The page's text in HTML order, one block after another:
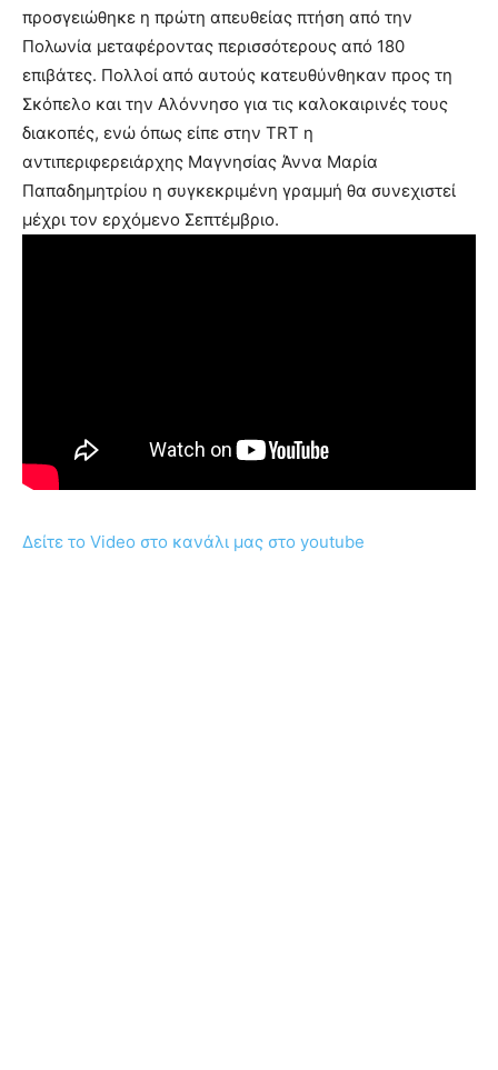
προσγειώθηκε η πρώτη απευθείας πτήση από την
Πολωνία μεταφέροντας περισσότερους από 180
επιβάτες. Πολλοί από αυτούς κατευθύνθηκαν προς τη
Σκόπελο και την Αλόννησο για τις καλοκαιρινές τους
διακοπές, ενώ όπως είπε στην TRT η
αντιπεριφερειάρχης Μαγνησίας Άννα Μαρία
Παπαδημητρίου η συγκεκριμένη γραμμή θα συνεχιστεί
μέχρι τον ερχόμενο Σεπτέμβριο.
Δείτε το Video στο κανάλι μας στο youtube